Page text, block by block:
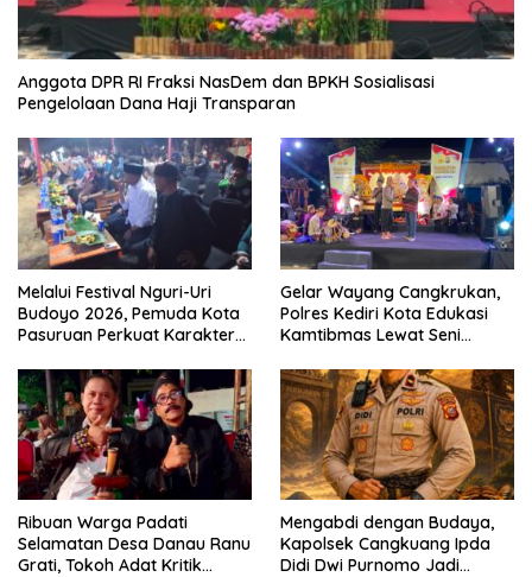
Anggota DPR RI Fraksi NasDem dan BPKH Sosialisasi
Pengelolaan Dana Haji Transparan
Melalui Festival Nguri-Uri
Budoyo 2026, Pemuda Kota
Pasuruan Perkuat Karakter
Narkoba
Gelar Wayang Cangkrukan,
Polres Kediri Kota Edukasi
Kamtibmas Lewat Seni
Ribuan Warga Padati
Selamatan Desa Danau Ranu
Grati, Tokoh Adat Kritik
Mengabdi dengan Budaya,
Kapolsek Cangkuang Ipda
Didi Dwi Purnomo Jadi